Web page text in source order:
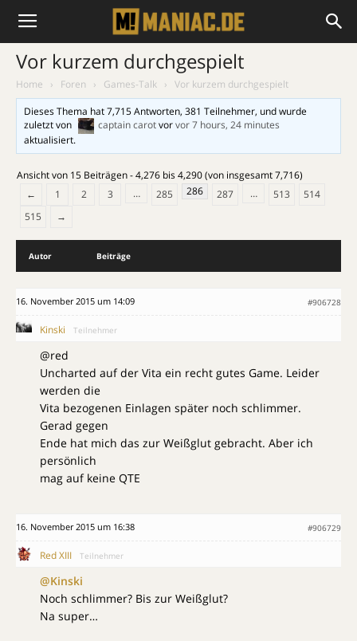
Vor kurzem durchgespielt
Home › Foren › Games-Talk › Vor kurzem durchgespielt
Dieses Thema hat 7,715 Antworten, 381 Teilnehmer, und wurde
zuletzt von
captain carotvorvor 7 hours, 24 minutes
aktualisiert.
Ansicht von 15 Beiträgen - 4,276 bis 4,290 (von insgesamt 7,716)
←
1 2 3 … 285 286 287 … 513
514
515
→
Autor Beiträge
16. November 2015 um 14:09 #906728
Kinski Teilnehmer
@red
Uncharted auf der Vita ein recht gutes Game. Leider
werden die
Vita bezogenen Einlagen später noch schlimmer.
Gerad gegen
Ende hat mich das zur Weißglut gebracht. Aber ich
persönlich
mag auf keine QTE
16. November 2015 um 16:38 #906729
Red XIII Teilnehmer
@Kinski
Noch schlimmer? Bis zur Weißglut?
Na super…